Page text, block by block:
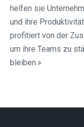
helfen sie
und ihre
profitiert von der
um ihre Teams zu
bleiben.»